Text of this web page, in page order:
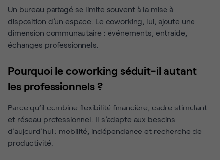
Un bureau partagé se limite souvent à la mise à
disposition d’un espace. Le coworking, lui, ajoute une
dimension communautaire : événements, entraide,
échanges professionnels.
Pourquoi le coworking séduit-il autant
les professionnels ?
Parce qu’il combine flexibilité financière, cadre stimulant
et réseau professionnel. Il s’adapte aux besoins
d’aujourd’hui : mobilité, indépendance et recherche de
productivité.